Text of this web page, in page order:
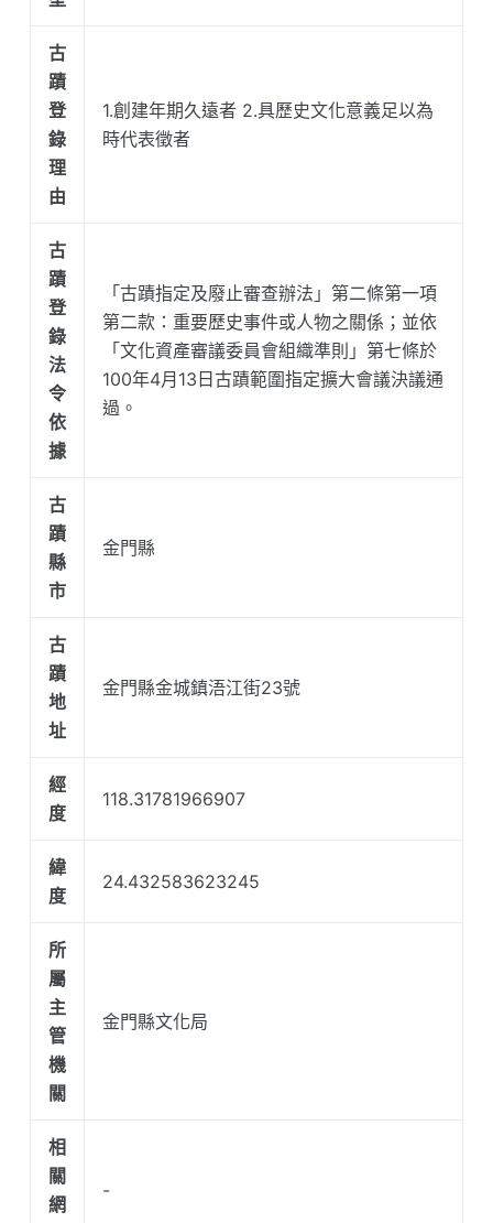
古
蹟
登
錄
理
由
1.創建年期久遠者 2.具歷史文化意義足以為
時代表徵者
古
蹟
登
錄
法
令
依
據
「古蹟指定及廢止審查辦法」第二條第一項
第二款：重要歷史事件或人物之關係；並依
「文化資產審議委員會組織準則」第七條於
100年4月13日古蹟範圍指定擴大會議決議通
過。
古
蹟
縣
市
金門縣
古
蹟
地
址
金門縣金城鎮浯江街23號
經
度
118.31781966907
緯
度
24.432583623245
所
屬
主
管
機
關
金門縣文化局
相
關
網
-